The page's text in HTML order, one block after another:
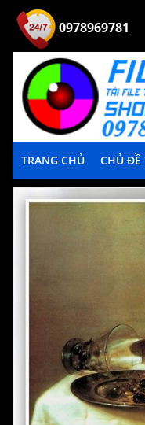
0978969781
TRANG CHỦ CHỦ ĐỀ